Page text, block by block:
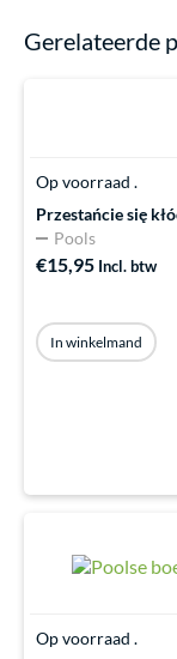
Gerelateerde
Op voorraad .
Przestańcie się
Pools
€15,95 Incl. btw
In winkelmand
Op voorraad .